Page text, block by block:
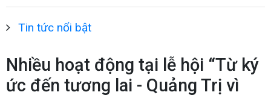
Tin tức nổi bật
Nhiều hoạt động tại lễ hội “Từ ký
ức đến tương lai - Quảng Trị vì